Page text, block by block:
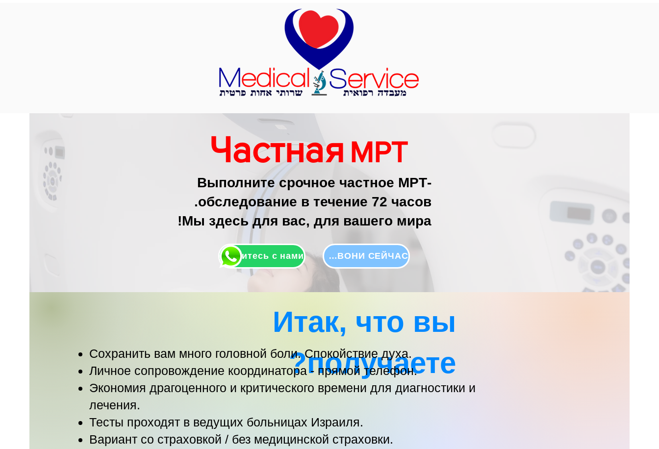
Частная МРТ
Выполните срочное частное МРТ-
обследование в течение 72 часов.
Мы здесь для вас, для вашего мира!
Свяжитесь с нами ПОЗВОНИ СЕЙЧАС
Итак, что вы
получаете?
Сохранить вам много головной боли. Спокойствие духа.
Личное сопровождение координатора - прямой телефон.
Экономия драгоценного и критического времени для диагностики и
лечения.
Тесты проходят в ведущих больницах Израиля.
Вариант со страховкой / без медицинской страховки.